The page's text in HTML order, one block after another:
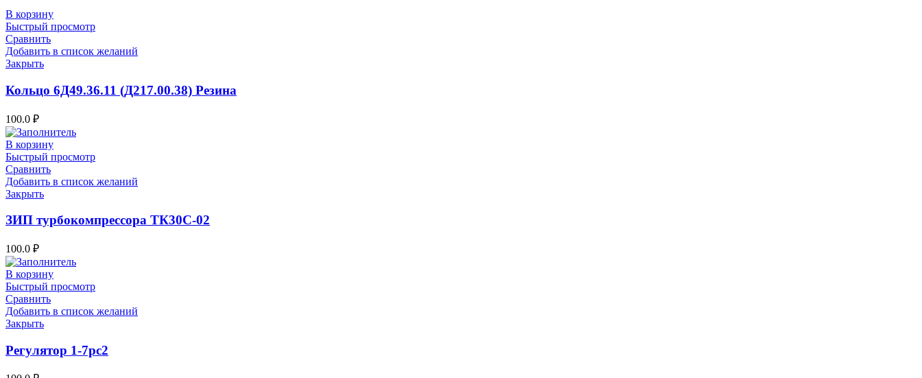
В корзину
Быстрый просмотр
Сравнить
Добавить в список желаний
Закрыть
Кольцо 6Д49.36.11 (Д217.00.38) Резина
100.0 ₽
В корзину
Быстрый просмотр
Сравнить
Добавить в список желаний
Закрыть
ЗИП турбокомпрессора ТК30С-02
100.0 ₽
В корзину
Быстрый просмотр
Сравнить
Добавить в список желаний
Закрыть
Регулятор 1-7рс2